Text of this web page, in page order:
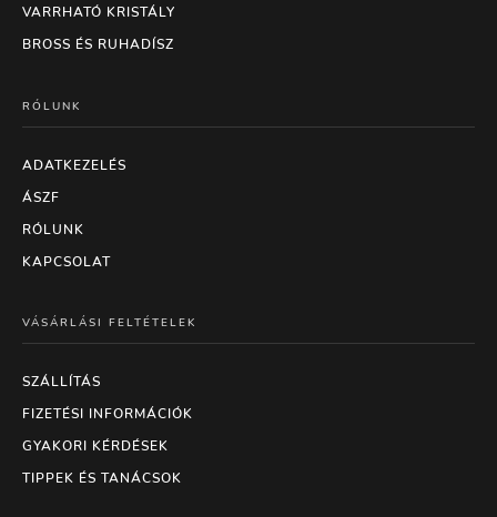
VARRHATÓ KRISTÁLY
BROSS ÉS RUHADÍSZ
RÓLUNK
ADATKEZELÉS
ÁSZF
RÓLUNK
KAPCSOLAT
VÁSÁRLÁSI FELTÉTELEK
SZÁLLÍTÁS
FIZETÉSI INFORMÁCIÓK
GYAKORI KÉRDÉSEK
TIPPEK ÉS TANÁCSOK